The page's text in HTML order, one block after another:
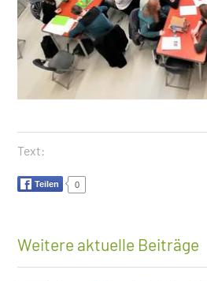
Text:
Teilen 0
Weitere aktuelle Beiträge